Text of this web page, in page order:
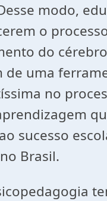
modo,
o
do
de uma
no
sucesso
Brasil.